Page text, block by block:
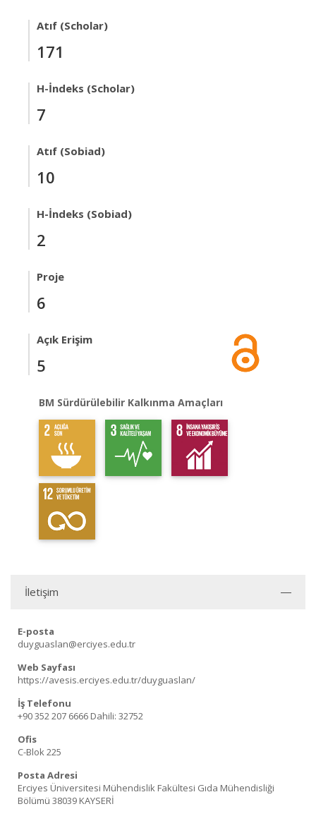
Atıf (Scholar)
171
H-İndeks (Scholar)
7
Atıf (Sobiad)
10
H-İndeks (Sobiad)
2
Proje
6
Açık Erişim
5
BM Sürdürülebilir Kalkınma Amaçları
İletişim
E-posta
duyguaslan@erciyes.edu.tr
Web Sayfası
https://avesis.erciyes.edu.tr/duyguaslan/
İş Telefonu
+90 352 207 6666 Dahili: 32752
Ofis
C-Blok 225
Posta Adresi
Erciyes Üniversitesi Mühendislik Fakültesi Gıda Mühendisliği
Bölümü 38039 KAYSERİ